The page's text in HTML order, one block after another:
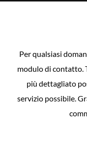
Per qualsiasi
modulo di contatto.
più dettagliato
servizio possibile.